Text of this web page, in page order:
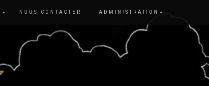
NOUS CONTACTER ADMINISTRATION